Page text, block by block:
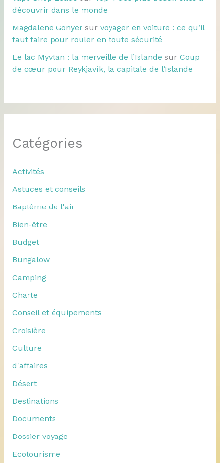
découvrir dans le monde
Magdalene Gonyersur Voyager en voiture : ce qu’il
faut faire pour rouler en toute sécurité
Le lac Myvtan : la merveille de l’Islande sur Coup
de cœur pour Reykjavík, la capitale de l’Islande
Catégories
Activités
Astuces et conseils
Baptême de l'air
Bien-être
Budget
Bungalow
Camping
Charte
Conseil et équipements
Croisière
Culture
d'affaires
Désert
Destinations
Documents
Dossier voyage
Ecotourisme